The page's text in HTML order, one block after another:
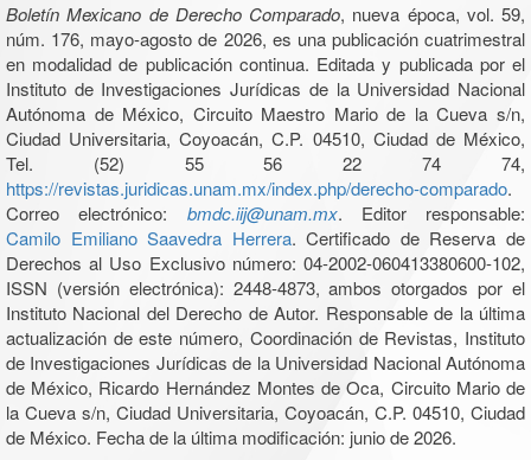
Boletín Mexicano de Derecho Comparado, nueva época, vol. 59,
núm. 176, mayo-agosto de 2026, es una publicación cuatrimestral
en modalidad de publicación continua. Editada y publicada por el
Instituto de Investigaciones Jurídicas de la Universidad Nacional
Autónoma de México, Circuito Maestro Mario de la Cueva s/n,
Ciudad Universitaria, Coyoacán, C.P. 04510, Ciudad de México,
Tel. (52) 55 56 22 74 74,
https://revistas.juridicas.unam.mx/index.php/derecho-comparado.
Correo electrónico: bmdc.iij@unam.mx. Editor responsable:
Camilo Emiliano Saavedra Herrera. Certificado de Reserva de
Derechos al Uso Exclusivo número: 04-2002-060413380600-102,
ISSN (versión electrónica): 2448-4873, ambos otorgados por el
Instituto Nacional del Derecho de Autor. Responsable de la última
actualización de este número, Coordinación de Revistas, Instituto
de Investigaciones Jurídicas de la Universidad Nacional Autónoma
de México, Ricardo Hernández Montes de Oca, Circuito Mario de
la Cueva s/n, Ciudad Universitaria, Coyoacán, C.P. 04510, Ciudad
de México. Fecha de la última modificación: junio de 2026.